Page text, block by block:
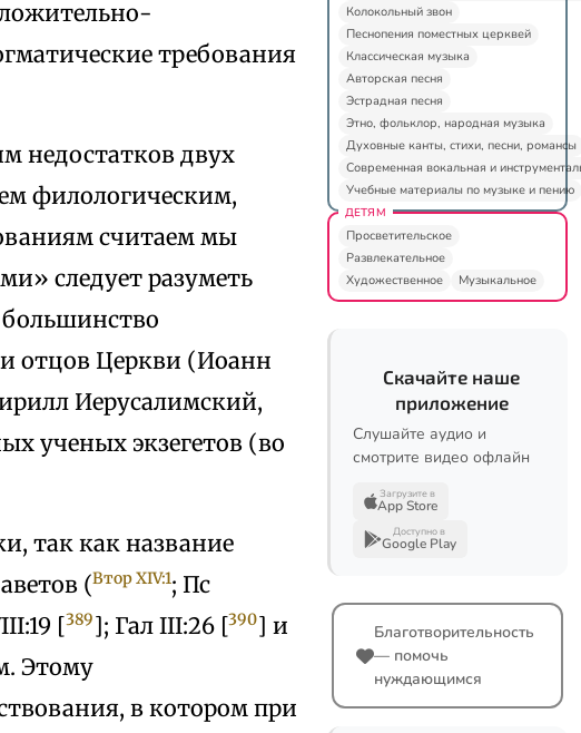
требования
недостатков двух
филологическим,
считаем мы
следует разуметь
большинство
отцов Церкви (Иоанн
Иерусалимский,
ученых экзегетов (во
так как название
(Втор XIV:1; Пс
[389]; Гал III:26 [390] и
Этому
в котором при
Колокольный звон
Песнопения поместных церквей
Классическая музыка
Авторская песня
Эстрадная песня
Этно, фольклор, народная музыка
Духовные канты, стихи, песни, романсы
Современная вокальная и
Учебные материалы по музыке и пению
ДЕТЯМ
Просветительское
Развлекательное
Художественное
Музыкальное
Скачайте наше
приложение
Слушайте аудио и
смотрите видео офлайн
Загрузите в
App Store
Доступно в
Google Play
Благотворительность
— помочь
нуждающимся